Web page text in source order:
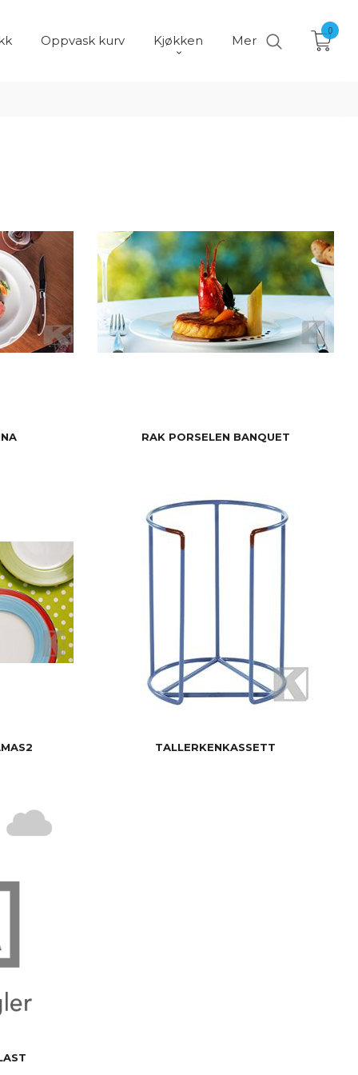
Oppvask kurv Kjøkken Mer
0
RAK PORSELEN BANQUET
TALLERKENKASSETT